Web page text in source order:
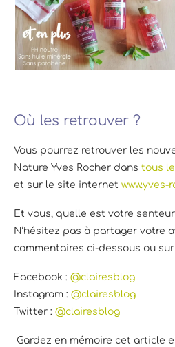
Où les retrouver ?
Vous pourrez retrouver les
Nature Yves Rocher dans tous
et sur le site internet www.yves-
Et vous, quelle est votre
N’hésitez pas à partager votre
commentaires ci-dessous ou
Facebook : @clairesblog
Instagram : @clairesblog
Twitter : @clairesblog
Gardez en mémoire cet article